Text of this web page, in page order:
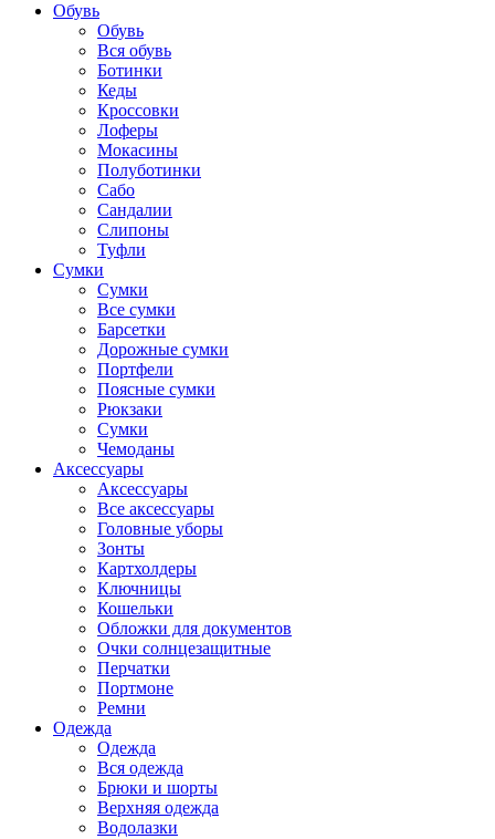
Обувь
Обувь
Вся обувь
Ботинки
Кеды
Кроссовки
Лоферы
Мокасины
Полуботинки
Сабо
Сандалии
Слипоны
Туфли
Сумки
Сумки
Все сумки
Барсетки
Дорожные сумки
Портфели
Поясные сумки
Рюкзаки
Сумки
Чемоданы
Аксессуары
Аксессуары
Все аксессуары
Головные уборы
Зонты
Картхолдеры
Ключницы
Кошельки
Обложки для документов
Очки солнцезащитные
Перчатки
Портмоне
Ремни
Одежда
Одежда
Вся одежда
Брюки и шорты
Верхняя одежда
Водолазки